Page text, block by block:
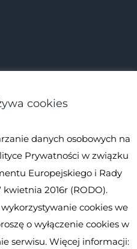
Spirulina.pl
cookies
danych osobowych na
Prywatności w związku
Europejskiego i Rady
kwietnia 2016r (RODO).
cookies we
o wyłączenie cookies w
serwisu. Więcej informacji: